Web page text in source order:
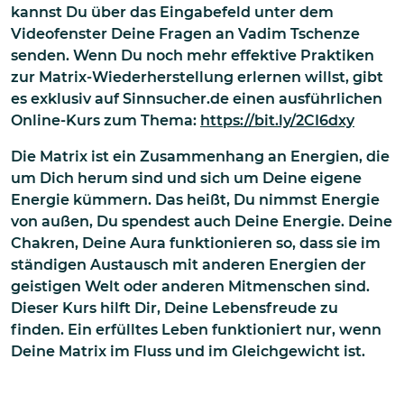
kannst Du über das Eingabefeld unter dem
Videofenster Deine Fragen an Vadim Tschenze
senden. Wenn Du noch mehr effektive Praktiken
zur Matrix-Wiederherstellung erlernen willst, gibt
es exklusiv auf Sinnsucher.de einen ausführlichen
Online-Kurs zum Thema: https://bit.ly/2CI6dxy
Die Matrix ist ein Zusammenhang an Energien, die
um Dich herum sind und sich um Deine eigene
Energie kümmern. Das heißt, Du nimmst Energie
von außen, Du spendest auch Deine Energie. Deine
Chakren, Deine Aura funktionieren so, dass sie im
ständigen Austausch mit anderen Energien der
geistigen Welt oder anderen Mitmenschen sind.
Dieser Kurs hilft Dir, Deine Lebensfreude zu
finden. Ein erfülltes Leben funktioniert nur, wenn
Deine Matrix im Fluss und im Gleichgewicht ist.